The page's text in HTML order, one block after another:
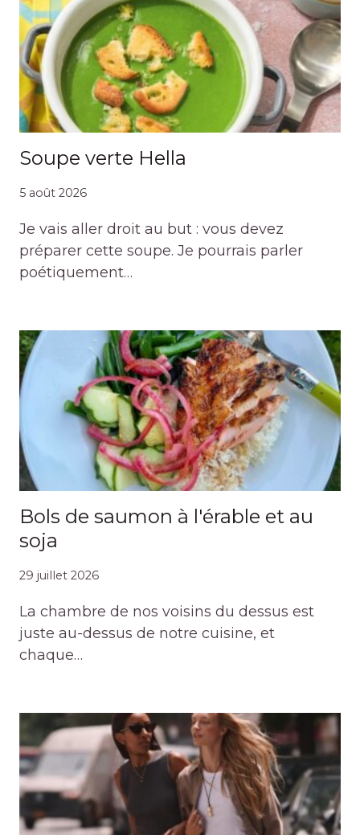
Soupe verte Hella
5 août 2026
Je vais aller droit au but : vous devez
préparer cette soupe. Je pourrais parler
poétiquement…
Bols de saumon à l'érable et au
soja
29 juillet 2026
La chambre de nos voisins du dessus est
juste au-dessus de notre cuisine, et
chaque…